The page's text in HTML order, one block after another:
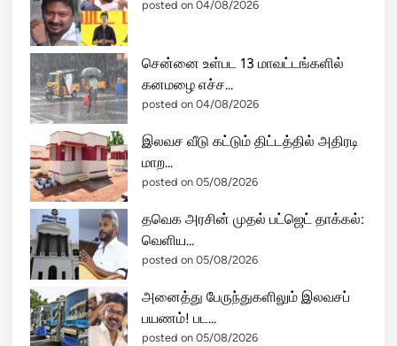
posted on 04/08/2026
சென்னை உள்பட 13 மாவட்டங்களில்
கனமழை எச்ச...
posted on 04/08/2026
இலவச வீடு கட்டும் திட்டத்தில் அதிரடி
மாற...
posted on 05/08/2026
தவெக அரசின் முதல் பட்ஜெட் தாக்கல்:
வெளிய...
posted on 05/08/2026
அனைத்து பேருந்துகளிலும் இலவசப்
பயணம்! பட...
posted on 05/08/2026